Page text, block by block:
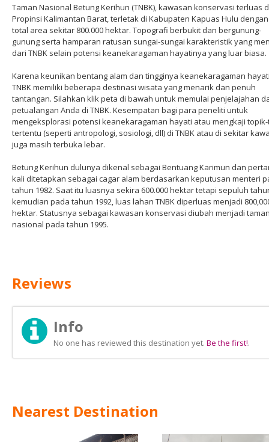
Taman Nasional Betung Kerihun (TNBK), kawasan konservasi terluas
Propinsi Kalimantan Barat, terletak di Kabupaten Kapuas Hulu
total area sekitar 800.000 hektar. Topografi berbukit dan bergunung-
gunung serta hamparan ratusan sungai-sungai karakteristik yang
dari TNBK selain potensi keanekaragaman hayatinya yang luar biasa.
Karena keunikan bentang alam dan tingginya keanekaragaman
TNBK memiliki beberapa destinasi wisata yang menarik dan penuh
tantangan. Silahkan klik peta di bawah untuk memulai penjelajahan
petualangan Anda di TNBK. Kesempatan bagi para peneliti untuk
mengeksplorasi potensi keanekaragaman hayati atau mengkaji
tertentu (seperti antropologi, sosiologi, dll) di TNBK atau di sekitar
juga masih terbuka lebar.
Betung Kerihun dulunya dikenal sebagai Bentuang Karimun dan
kali ditetapkan sebagai cagar alam berdasarkan keputusan menteri
tahun 1982. Saat itu luasnya sekira 600.000 hektar tetapi sepuluh
kemudian pada tahun 1992, luas lahan TNBK diperluas menjadi
hektar. Statusnya sebagai kawasan konservasi diubah menjadi
nasional pada tahun 1995.
Reviews
Info
No one has reviewed this destination yet. Be the first!.
Nearest Destination